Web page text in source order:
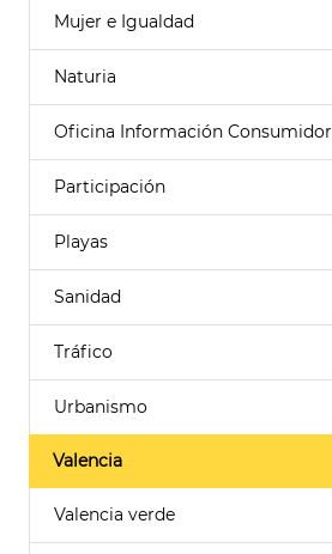
Mujer e Igualdad
Naturia
Oficina Información Consumidor
Participación
Playas
Sanidad
Tráfico
Urbanismo
Valencia
Valencia verde